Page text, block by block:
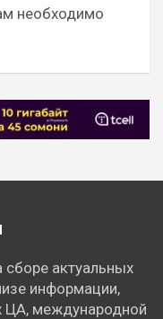
необходимо
сборе актуальных
информации,
ЦА, международной